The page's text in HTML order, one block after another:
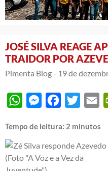
JOSÉ SILVA REAGE
TRAIDOR POR
Pimenta Blog - 19 de
WhatsAppMessengerFacebook
Twitter
Tempo de leitura: 2 minutos